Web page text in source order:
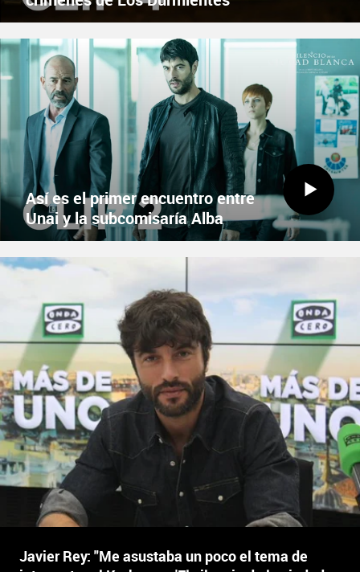
EN CINES ESTE VIERNES
X
Así es el primer encuentro entre
Unai y la subcomisaría Alba
Javier Rey: "Me asustaba un poco el tema de